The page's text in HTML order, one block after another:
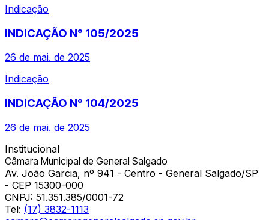
Indicação
INDICAÇÃO N° 105/2025
26 de mai. de 2025
Indicação
INDICAÇÃO N° 104/2025
26 de mai. de 2025
Institucional
Câmara Municipal de General Salgado
Av. João Garcia, nº 941 - Centro - General Salgado/SP
- CEP 15300-000
CNPJ: 51.351.385/0001-72
Tel: (17) 3832-1113